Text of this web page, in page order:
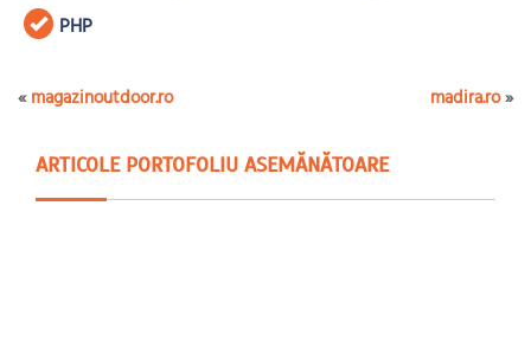
PHP
«magazinoutdoor.ro madira.ro»
ARTICOLE PORTOFOLIU ASEMĂNĂTOARE